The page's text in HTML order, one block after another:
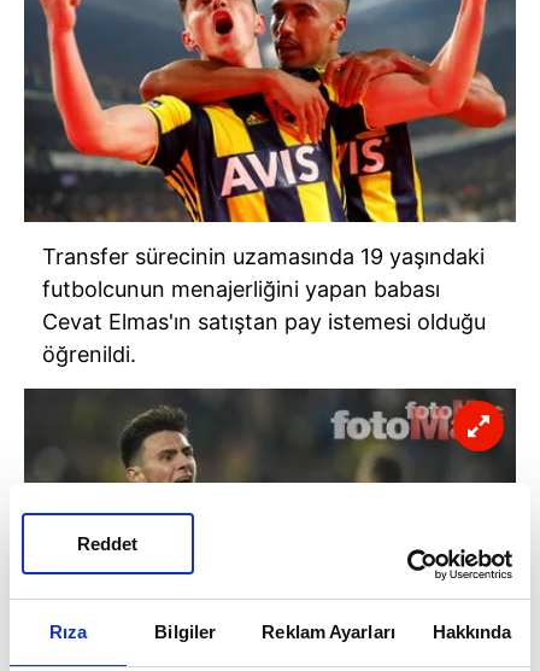
Rıza Bilgiler Reklam Ayarları Hakkında
Reddet
Transfer sürecinin uzamasında 19 yaşındaki
futbolcunun menajerliğini yapan babası
Cevat Elmas'ın satıştan pay istemesi olduğu
öğrenildi.